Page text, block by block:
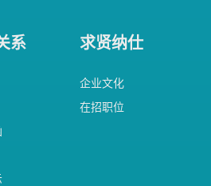
系 求贤纳仕
企业文化
在招职位